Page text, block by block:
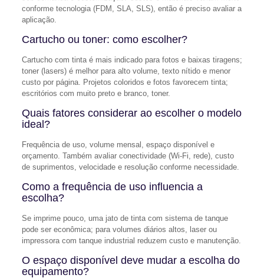
conforme tecnologia (FDM, SLA, SLS), então é preciso avaliar a
aplicação.
Cartucho ou toner: como escolher?
Cartucho com tinta é mais indicado para fotos e baixas tiragens;
toner (lasers) é melhor para alto volume, texto nítido e menor
custo por página. Projetos coloridos e fotos favorecem tinta;
escritórios com muito preto e branco, toner.
Quais fatores considerar ao escolher o modelo
ideal?
Frequência de uso, volume mensal, espaço disponível e
orçamento. Também avaliar conectividade (Wi‑Fi, rede), custo
de suprimentos, velocidade e resolução conforme necessidade.
Como a frequência de uso influencia a
escolha?
Se imprime pouco, uma jato de tinta com sistema de tanque
pode ser econômica; para volumes diários altos, laser ou
impressora com tanque industrial reduzem custo e manutenção.
O espaço disponível deve mudar a escolha do
equipamento?